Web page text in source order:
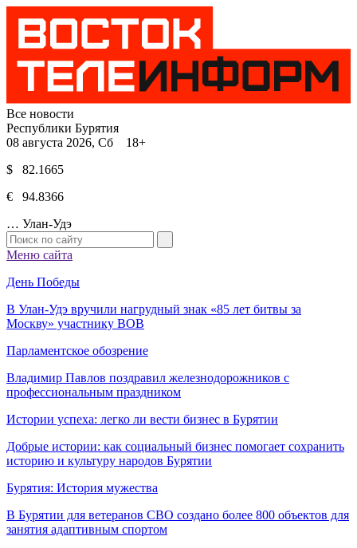
Все новости
Республики Бурятия
08 августа 2026, Сб 18+
$ 82.1665
€ 94.8366
… Улан-Удэ
Меню сайта
День Победы
В Улан-Удэ вручили нагрудный знак «85 лет битвы за
Москву» участнику ВОВ
Парламентское обозрение
Владимир Павлов поздравил железнодорожников с
профессиональным праздником
Истории успеха: легко ли вести бизнес в Бурятии
Добрые истории: как социальный бизнес помогает сохранить
историю и культуру народов Бурятии
Бурятия: История мужества
В Бурятии для ветеранов СВО создано более 800 объектов для
занятия адаптивным спортом